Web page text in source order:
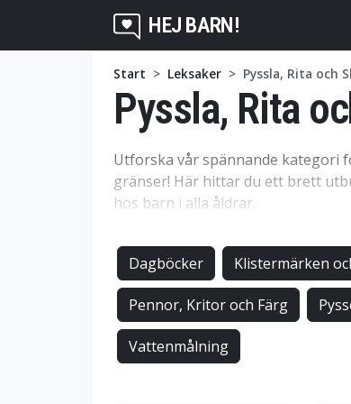
HEJ BARN!
Start Leksaker Pyssla, Rita och
Pyssla, Rita
Utforska vår spännande kategori
gränser! Här hittar du ett brett
hos barn i alla åldrar.
Pyssel
Ge ditt barn möjligheten att
färgglada pärlor och
låta kreativiteten flöda. Pyssel är
utveckla finmotoriken och
Dagböcker Klistermärken
Pennor, Kritor och Färg
Vattenmålning